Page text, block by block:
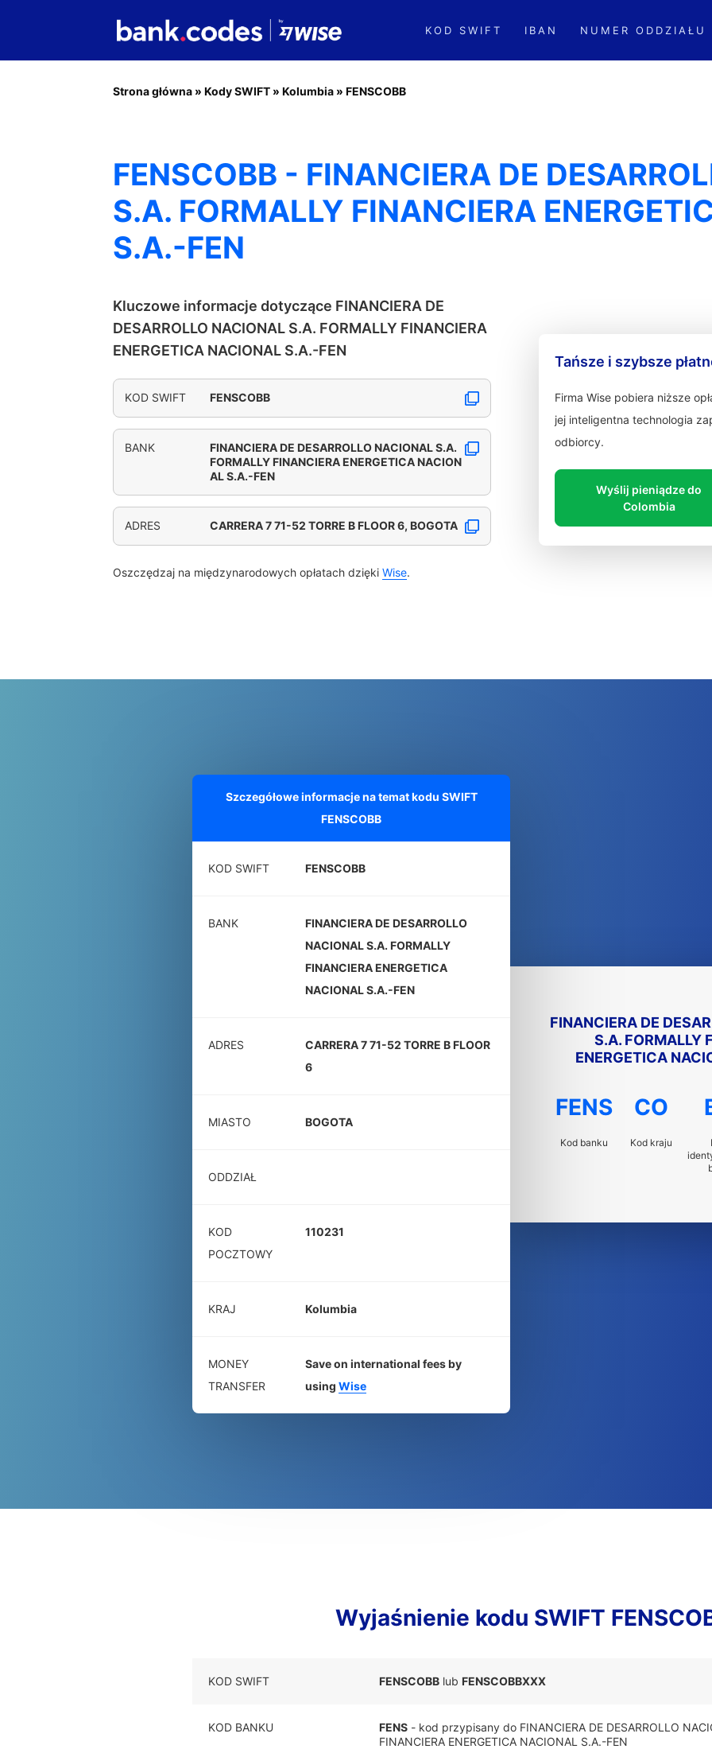
KOD SWIFT IBAN NUMER ODDZIAŁU
Strona główna » Kody SWIFT » Kolumbia » FENSCOBB
FENSCOBB - FINANCIERA DE
S.A. FORMALLY FINANCIERA
S.A.-FEN
Kluczowe informacje dotyczące FINANCIERA DE
DESARROLLO NACIONAL S.A. FORMALLY FINANCIERA
ENERGETICA NACIONAL S.A.-FEN
KOD SWIFT FENSCOBB
BANK
FINANCIERA DE DESARROLLO NACIONAL S.A.
FORMALLY FINANCIERA ENERGETICA NACION
AL S.A.-FEN
ADRES CARRERA 7 71-52 TORRE B FLOOR 6, BOGOTA
Oszczędzaj na międzynarodowych opłatach dzięki Wise.
Tańsze i szybsze
Firma Wise pobiera niższe
jej inteligentna technologia
odbiorcy.
Wyślij pieniądze do
Colombia
Szczegółowe informacje na temat kodu SWIFT
FENSCOBB
KOD SWIFT FENSCOBB
BANK
FINANCIERA DE DESARROLLO
NACIONAL S.A. FORMALLY
FINANCIERA ENERGETICA
NACIONAL S.A.-FEN
ADRES
CARRERA 7 71-52 TORRE B FLOOR
6
MIASTO BOGOTA
ODDZIAŁ
KOD
POCZTOWY
110231
KRAJ Kolumbia
MONEY
TRANSFER
Save on international fees by
using Wise
FINANCIERA DE
S.A. FORMALLY
ENERGETICA
FENS
Kod banku
CO
Kod kraju
Wyjaśnienie kodu SWIFT
KOD SWIFT FENSCOBB lub FENSCOBBXXX
KOD BANKU FENS - kod przypisany do FINANCIERA DE DESARROLLO
FINANCIERA ENERGETICA NACIONAL S.A.-FEN